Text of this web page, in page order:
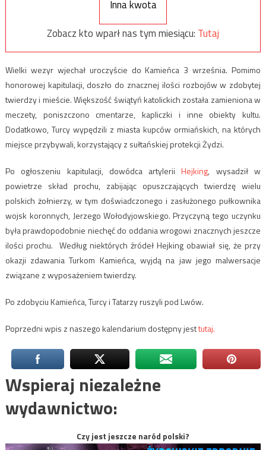
Inna kwota
Zobacz kto wparł nas tym miesiącu: Tutaj
Wielki wezyr wjechał uroczyście do Kamieńca 3 września. Pomimo
honorowej kapitulacji, doszło do znacznej ilości rozbojów w zdobytej
twierdzy i mieście. Większość świątyń katolickich została zamieniona w
meczety, poniszczono cmentarze, kapliczki i inne obiekty kultu.
Dodatkowo, Turcy wypędzili z miasta kupców ormiańskich, na których
miejsce przybywali, korzystający z sułtańskiej protekcji Żydzi.
Po ogłoszeniu kapitulacji, dowódca artyleriiHejking, wysadził w
powietrze skład prochu, zabijając opuszczających twierdzę wielu
polskich żołnierzy, w tym doświadczonego i zasłużonego pułkownika
wojsk koronnych, Jerzego Wołodyjowskiego. Przyczyną tego uczynku
była prawdopodobnie niechęć do oddania wrogowi znacznych jeszcze
ilości prochu. Według niektórych źródeł Hejking obawiał się, że przy
okazji zdawania Turkom Kamieńca, wyjdą na jaw jego malwersacje
związane z wyposażeniem twierdzy.
Po zdobyciu Kamieńca, Turcy i Tatarzy ruszyli pod Lwów.
Poprzedni wpis z naszego kalendarium dostępny jesttutaj.
Wspieraj niezależne
wydawnictwo:
Czy jest jeszcze naród polski?